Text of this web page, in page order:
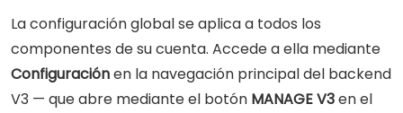
La configuración global se aplica a todos los
componentes de su cuenta. Accede a ella mediante
Configuraciónen la navegación principal del backend
V3 — que abre mediante el botón MANAGE V3en el